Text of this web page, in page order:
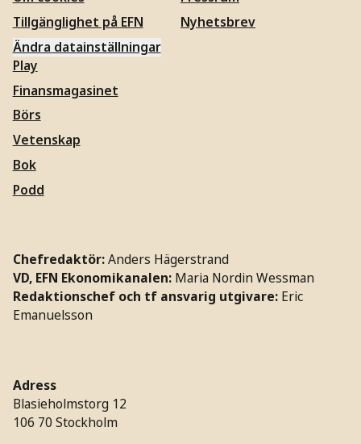
Tillgänglighet på EFN
Ändra datainställningar
Nyhetsbrev
Play
Finansmagasinet
Börs
Vetenskap
Bok
Podd
Chefredaktör:Anders Hägerstrand
VD, EFN Ekonomikanalen: Maria Nordin Wessman
Redaktionschef och tf ansvarig utgivare: Eric
Emanuelsson
Adress
Blasieholmstorg 12
106 70 Stockholm